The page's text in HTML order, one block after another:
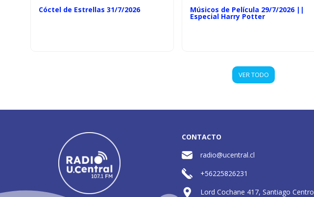
Cóctel de Estrellas 31/7/2026 Músicos de Película 29/7/2026 ||
Especial Harry Potter
VER TODO
CONTACTO
radio@ucentral.cl
+56225826231
Lord Cochane 417, Santiago Centro